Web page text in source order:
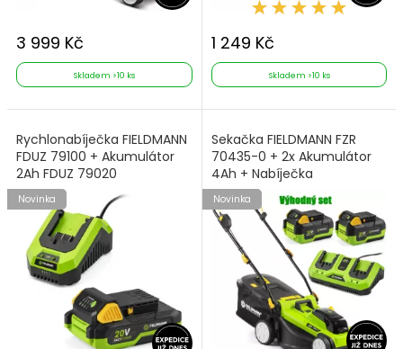
3 999 Kč
Skladem >10 ks
1 249 Kč
Skladem >10 ks
Rychlonabíječka FIELDMANN
FDUZ 79100 + Akumulátor
2Ah FDUZ 79020
Novinka
Sekačka FIELDMANN FZR
70435-0 + 2x Akumulátor
4Ah + Nabíječka
Novinka